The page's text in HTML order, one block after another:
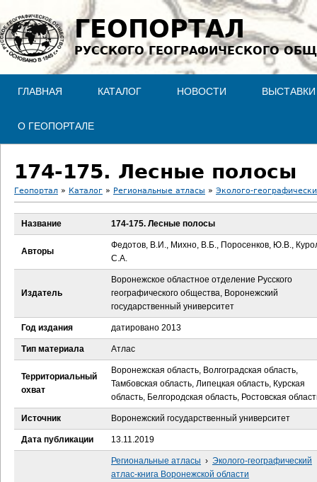
Jump to navigation
ГЕОПОРТАЛ
РУССКОГО ГЕОГРАФИЧЕСКОГО
ГЛАВНАЯ КАТАЛОГ НОВОСТИ ВЫСТАВКИ
О ГЕОПОРТАЛЕ
174-175. Лесные полосы
В
з
д
е
с
ь
Геопортал » Каталог » Региональные атласы » Эколого-
Название 174-175. Лесные полосы
Авторы
Федотов, В.И., Михно, В.Б., Поросенков, Ю.В.,
С.А.
Издатель
Воронежское областное отделение Русского
географического общества, Воронежский
государственный университет
Год издания датировано 2013
Тип материала Атлас
Территориальный
охват
Воронежская область, Волгоградская область,
Тамбовская область, Липецкая область, Курская
область, Белгородская область, Ростовская
Источник Воронежский государственный университет
Дата публикации 13.11.2019
Региональные атласы › Эколого-географический
атлас-книга Воронежской области